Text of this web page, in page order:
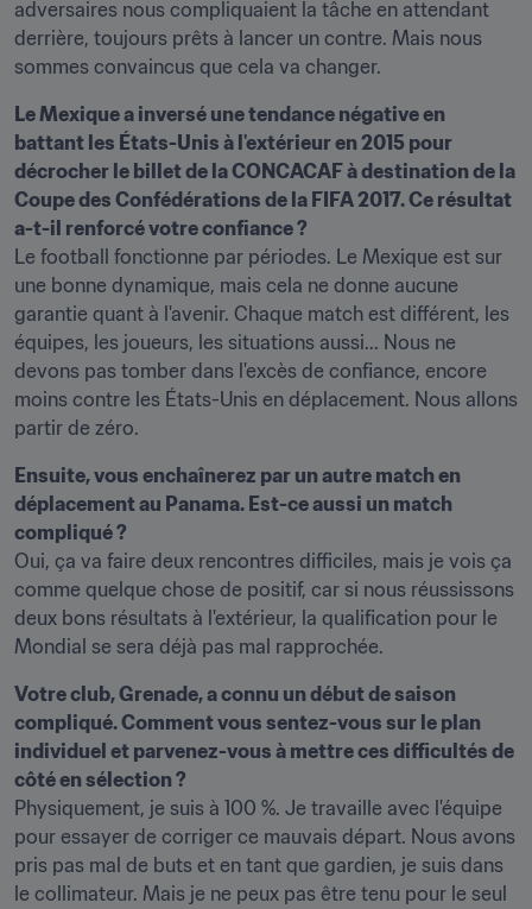
adversaires nous compliquaient la tâche en attendant
derrière, toujours prêts à lancer un contre. Mais nous
sommes convaincus que cela va changer.
Le Mexique a inversé une tendance négative en
battant les États-Unis à l'extérieur en 2015 pour
décrocher le billet de la CONCACAF à destination de la
Coupe des Confédérations de la FIFA 2017. Ce résultat
a-t-il renforcé votre confiance ?
Le football fonctionne par périodes. Le Mexique est sur
une bonne dynamique, mais cela ne donne aucune
garantie quant à l'avenir. Chaque match est différent, les
équipes, les joueurs, les situations aussi... Nous ne
devons pas tomber dans l'excès de confiance, encore
moins contre les États-Unis en déplacement. Nous allons
partir de zéro.
Ensuite, vous enchaînerez par un autre match en
déplacement au Panama. Est-ce aussi un match
compliqué ?
Oui, ça va faire deux rencontres difficiles, mais je vois ça
comme quelque chose de positif, car si nous réussissons
deux bons résultats à l'extérieur, la qualification pour le
Mondial se sera déjà pas mal rapprochée.
Votre club, Grenade, a connu un début de saison
compliqué. Comment vous sentez-vous sur le plan
individuel et parvenez-vous à mettre ces difficultés de
Physiquement, je suis à 100 %. Je travaille avec l'équipe
pour essayer de corriger ce mauvais départ. Nous avons
pris pas mal de buts et en tant que gardien, je suis dans
le collimateur. Mais je ne peux pas être tenu pour le seul